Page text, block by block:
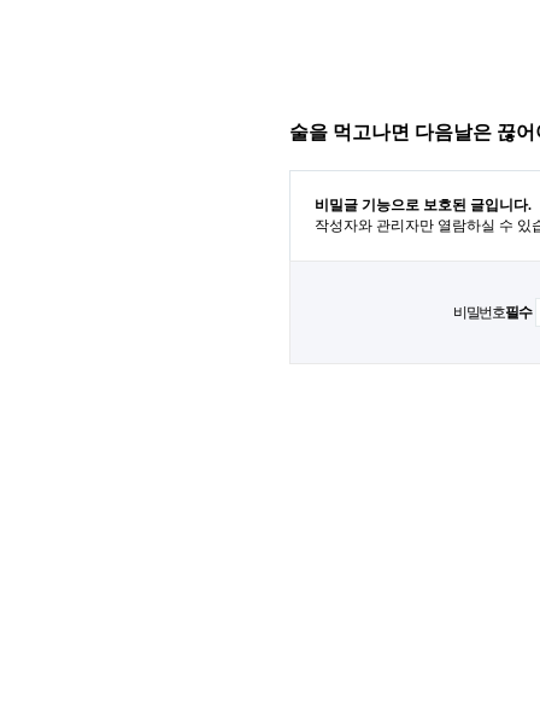
술을 먹고나면 다음날은 끊
비밀글 기능으로 보호된 글입니다.
작성자와 관리자만 열람하실 수 있
비밀번호필수